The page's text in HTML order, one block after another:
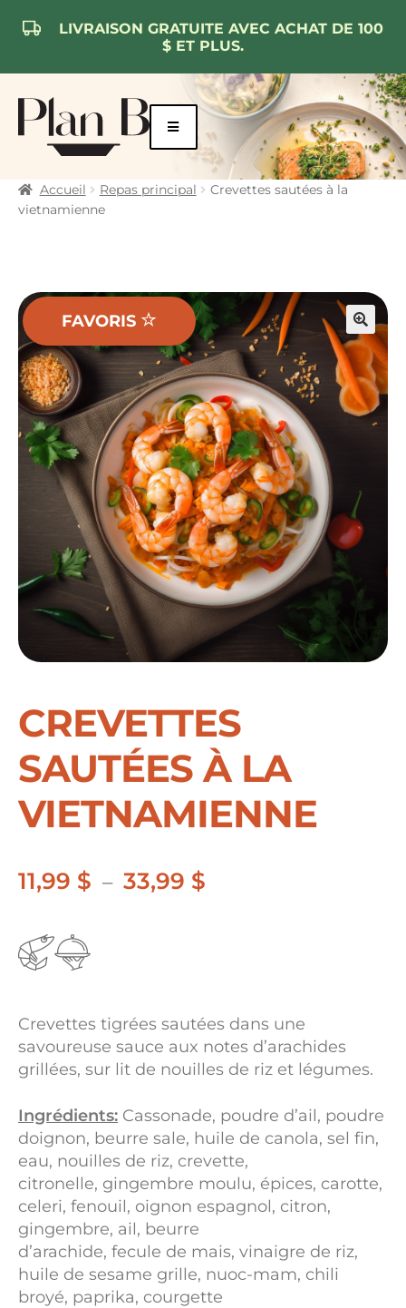
LIVRAISON GRATUITE AVEC ACHAT DE 100
$ ET PLUS.
contenu
Accueil Repas principal
Crevettes sautées à la
vietnamienne
🔍
FAVORIS
CREVETTES
SAUTÉES À LA
VIETNAMIENNE
11,99 $ – 33,99 $
33,99 $
Crevettes tigrées sautées dans une
savoureuse sauce aux notes d’arachides
grillées, sur lit de nouilles de riz et légumes.
Ingrédients: Cassonade, poudre d’ail, poudre
doignon, beurre sale, huile de canola, sel fin,
eau, nouilles de riz, crevette,
citronelle, gingembre moulu, épices, carotte,
celeri, fenouil, oignon espagnol, citron,
gingembre, ail, beurre
d’arachide, fecule de mais, vinaigre de riz,
huile de sesame grille, nuoc-mam, chili
broyé, paprika, courgette